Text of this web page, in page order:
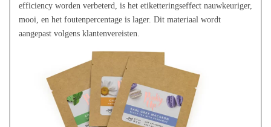
efficiency worden verbeterd, is het etiketteringseffect nauwkeuriger,
mooi, en het foutenpercentage is lager. Dit materiaal wordt
aangepast volgens klantenvereisten.